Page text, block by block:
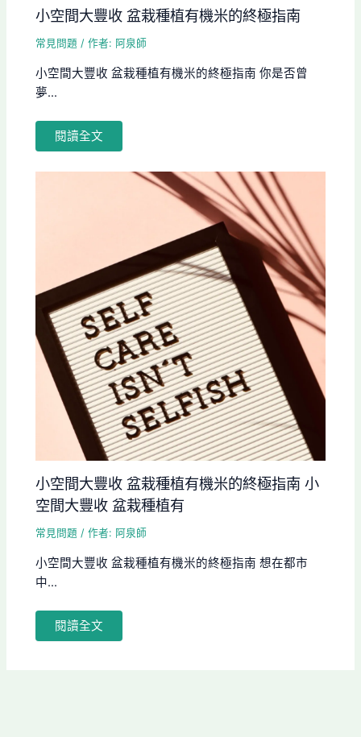
小空間大豐收 盆栽種植有機米的終極指南
常見問題 / 作者: 阿泉師
小空間大豐收 盆栽種植有機米的終極指南 你是否曾
夢...
閱讀全文
小空間大豐收 盆栽種植有機米的終極指南 小
空間大豐收 盆栽種植有
常見問題 / 作者: 阿泉師
小空間大豐收 盆栽種植有機米的終極指南 想在都市
中...
閱讀全文